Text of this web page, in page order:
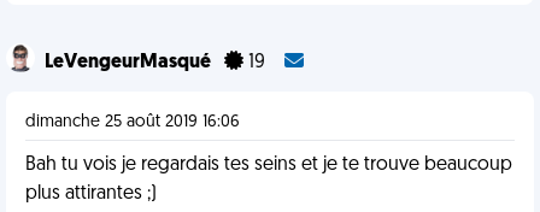
LeVengeurMasqué 19
dimanche 25 août 2019 16:06
Bah tu vois je regardais tes seins et je te trouve beaucoup
plus attirantes ;)